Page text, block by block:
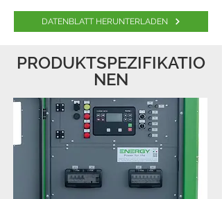
DATENBLATT HERUNTERLADEN
PRODUKTSPEZIFIKATIO
NEN